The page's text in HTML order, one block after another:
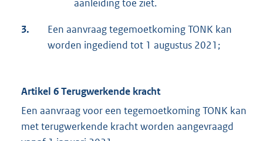
aanleiding toe ziet.
3.
Een aanvraag tegemoetkoming TONK kan
worden ingediend tot 1 augustus 2021;
Artikel 6 Terugwerkende kracht
Een aanvraag voor een tegemoetkoming TONK kan
met terugwerkende kracht worden aangevraagd